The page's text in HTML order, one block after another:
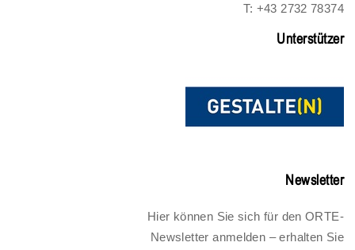
T: +43 2732 78374
Unterstützer
Newsletter
Hier können Sie sich für den ORTE-
Newsletter anmelden – erhalten Sie